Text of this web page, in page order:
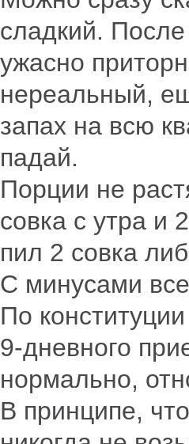
сладкий.
ужасно
нереальный,
запах на всю
падай.
Порции не
совка с утра и
пил 2 совка
С минусами
По
9-дневного
нормально,
В принципе,